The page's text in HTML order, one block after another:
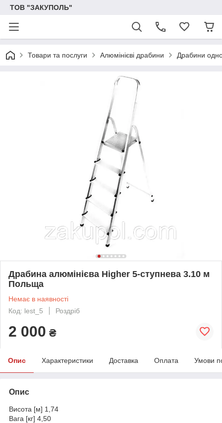
ТОВ "ЗАКУПОЛЬ"
Товари та послуги Алюмінієві драбини Драбини
Драбина алюмінієва Higher 5-ступнева 3.10 м
Польща
Немає в наявності
Код: lest_5
Роздріб
2 000 ₴
Опис Характеристики Доставка Оплата Умови
Опис
Висота [м] 1,74
Вага [кг] 4,50